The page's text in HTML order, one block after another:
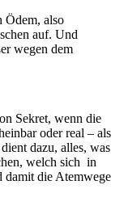
Ödem, also
auf. Und
wegen dem
Sekret, wenn die
oder real – als
dazu, alles, was
welch sich in
damit die Atemwege